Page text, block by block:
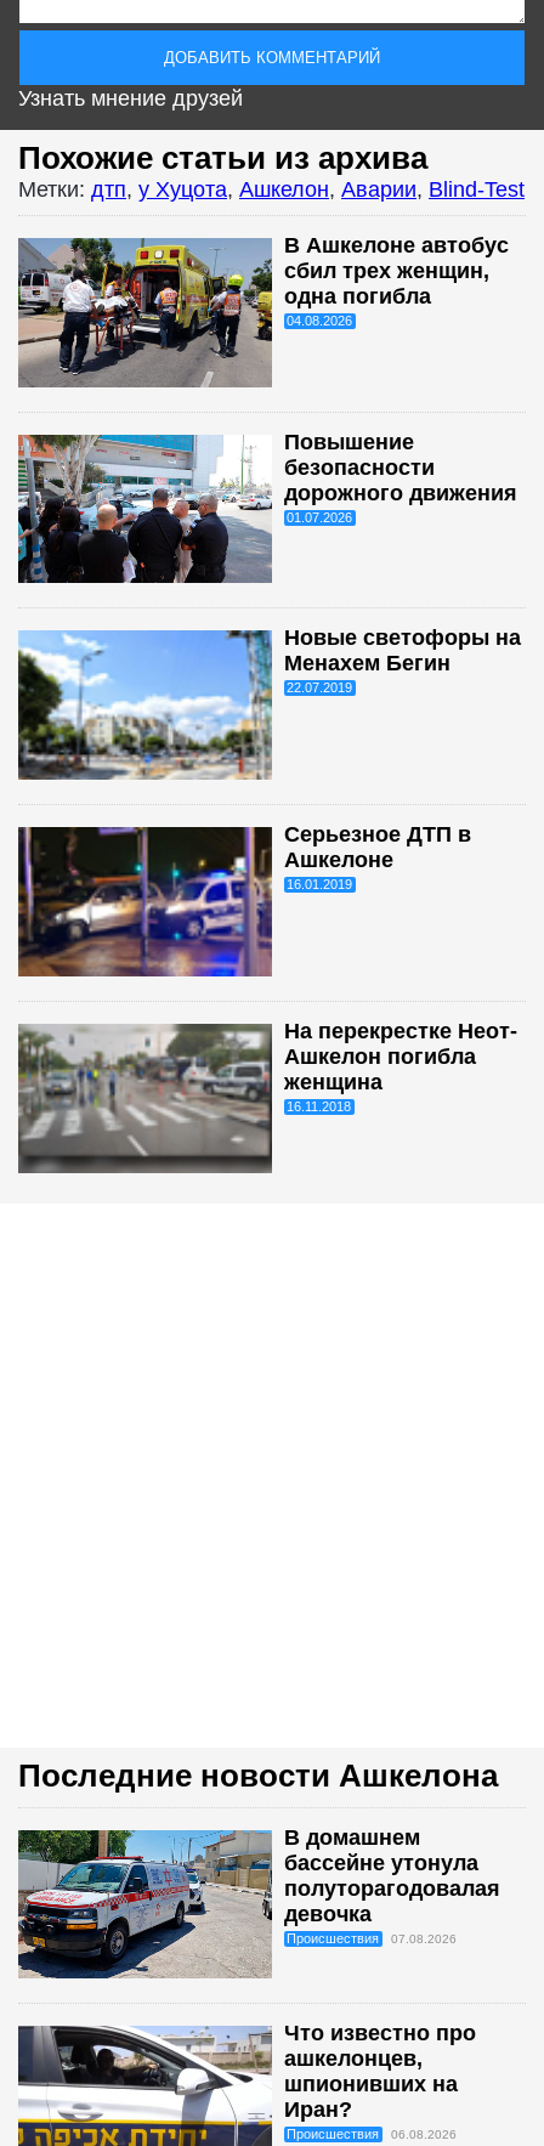
Узнать мнение друзей
Похожие статьи из архива
Метки: дтп, у Хуцота, Ашкелон, Аварии, Blind-Test
В Ашкелоне автобус
сбил трех женщин,
одна погибла
04.08.2026
Повышение
безопасности
дорожного движения
01.07.2026
Новые светофоры на
Менахем Бегин
22.07.2019
Серьезное ДТП в
Ашкелоне
16.01.2019
На перекрестке Неот-
Ашкелон погибла
женщина
16.11.2018
Последние новости Ашкелона
В домашнем
бассейне утонула
полуторагодовалая
девочка
Происшествия 07.08.2026
Что известно про
ашкелонцев,
шпионивших на
Иран?
Происшествия 06.08.2026